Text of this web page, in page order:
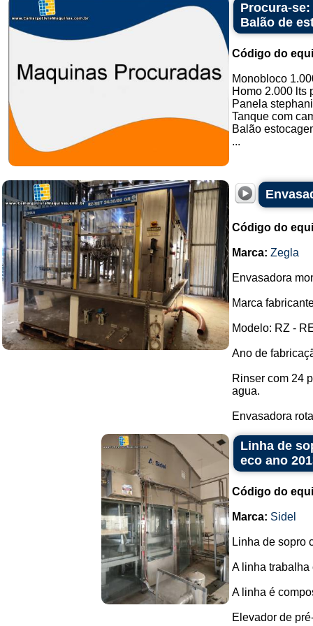
Procura-
Balão de
Código do
Monobloco
Homo 2.000 lts
Panela stephani
Tanque com
Balão
...
Código do
Marca: Zegla
Envasadora
Marca
Modelo: RZ -
Ano de
Rinser com 24
agua.
Envasadora
Linha de
eco ano
Código do
Marca: Sidel
Linha de sopro
A linha trabalha
A linha é
Elevador de